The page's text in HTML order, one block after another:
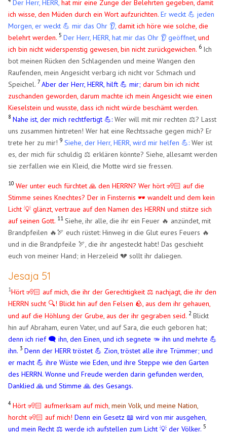
Der Herr, HERR, hat mir eine Zunge der Belehrten gegeben, damit
ich wisse, den Müden durch ein Wort aufzurichten. Er weckt 💪 jeden
Morgen, er weckt 💪 mir das Ohr 👂,damit ich höre wie solche, die
belehrt werden.5 Der Herr, HERR, hat mir das Ohr 👂 geöffnet ,und
ich bin nicht widerspenstig gewesen, bin nicht zurückgewichen. 6 Ich
bot meinen Rücken den Schlagenden und meine Wangen den
Raufenden, mein Angesicht verbarg ich nicht vor Schmach und
Speichel. 7 Aber der Herr, HERR, hilft 💪 mir; darum bin ich nicht
zuschanden geworden, darum machte ich mein Angesicht wie einen
Kieselstein und wusste, dass ich nicht würde beschämt werden.
8 Nahe ist, der mich rechtfertigt 💪: Wer will mit mir rechten ⚖️? Lasst
uns zusammen hintreten! Wer hat eine Rechtssache gegen mich? Er
trete her zu mir!9 Siehe, der Herr, HERR, wird mir helfen 💪: Wer ist
es, der mich für schuldig ⚖️ erklären könnte? Siehe, allesamt werden
sie zerfallen wie ein Kleid, die Motte wird sie fressen.
10 Wer unter euch fürchtet 🙏 den HERRN? Wer hört 🧏🏻 auf die
Stimme seines Knechtes? Der in Finsternis 🕶️ wandelt und dem kein
Licht 💡 glänzt, vertraue auf den Namen des HERRN und stütze sich
auf seinen Gott. 11 Siehe, ihr alle, die ihr ein Feuer 🔥 anzündet, mit
Brandpfeilen 🔥🏹 euch rüstet: Hinweg in die Glut eures Feuers 🔥
und in die Brandpfeile 🏹, die ihr angesteckt habt! Das geschieht
euch von meiner Hand; in Herzeleid 💔 sollt ihr daliegen.
Jesaja 51
1Hört 🧏🏻 auf mich, die ihr der Gerechtigkeit ⚖️ nachjagt, die ihr den
HERRN sucht 🔍! Blickt hin auf den Felsen 🪨 , aus dem ihr gehauen,
und auf die Höhlung der Grube, aus der ihr gegraben seid. 2 Blickt
hin auf Abraham, euren Vater, und auf Sara, die euch geboren hat;
denn ich rief 🗨️ ihn, den Einen, und ich segnete 🫳 ihn und mehrte 💪
ihn. 3 Denn der HERR tröstet 💪 Zion, tröstet alle ihre Trümmer; und
er macht 💪 ihre Wüste wie Eden, und ihre Steppe wie den Garten
des HERRN. Wonne und Freude werden darin gefunden werden,
Danklied 🙏 und Stimme 🙏 des Gesangs.
4 Hört 🧏🏻 aufmerksam auf mich ,mein Volk, und meine Nation,
horcht 🧏🏻 auf mich! Denn ein Gesetz 📖 wird von mir ausgehen,
und mein Recht ⚖️ werde ich aufstellen zum Licht 💡 der Völker. 5